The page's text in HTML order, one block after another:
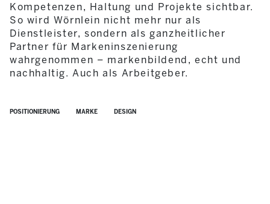
Kompetenzen, Haltung und Projekte sichtbar.
So wird Wörnlein nicht mehr nur als
Dienstleister, sondern als ganzheitlicher
Partner für Markeninszenierung
wahrgenommen – markenbildend, echt und
nachhaltig. Auch als Arbeitgeber.
POSITIONIERUNG MARKE DESIGN